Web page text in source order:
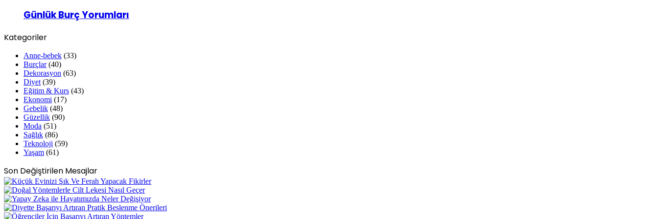
Günlük Burç Yorumları
Kategoriler
Anne-bebek (33)
Burçlar(40)
Dekorasyon (63)
Diyet (39)
Eğitim & Kurs (43)
Ekonomi (17)
Gebelik (48)
Güzellik (90)
Moda (51)
Sağlık (86)
Teknoloji (59)
Yaşam (61)
Son Değiştirilen Mesajlar